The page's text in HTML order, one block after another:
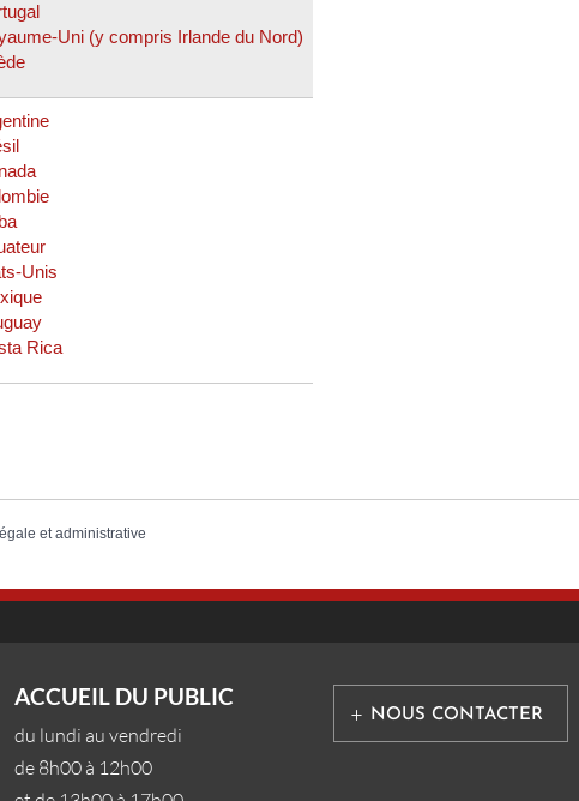
Uni (y compris Irlande du Nord)
Unis
Rica
et administrative
ACCUEIL DU PUBLIC
du lundi au vendredi
de 8h00 à 12h00
NOUS CONTACTER